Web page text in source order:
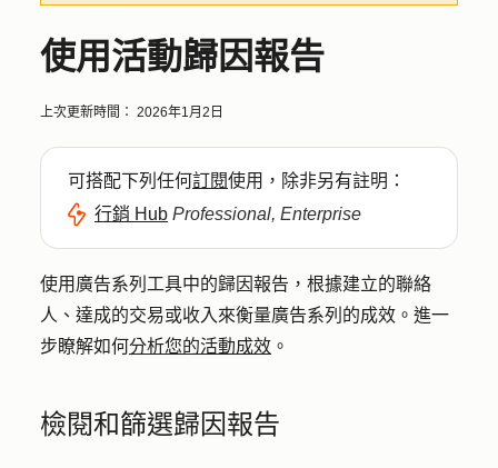
使用活動歸因報告
上次更新時間： 2026年1月2日
可搭配下列任何訂閱使用，除非另有註明：
行銷 Hub Professional, Enterprise
使用廣告系列工具中的歸因報告，根據建立的聯絡
人、達成的交易或收入來衡量廣告系列的成效。進一
步瞭解如何分析您的活動成效 。
檢閱和篩選歸因報告